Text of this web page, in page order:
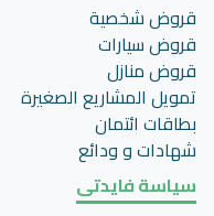
قروض شخصية
قروض سيارات
قروض منازل
تمويل المشاريع الصغيرة
بطاقات ائتمان
شهادات و ودائع
سياسة فايدتى